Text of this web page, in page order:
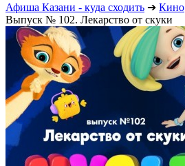
Афиша Казани - куда сходить ➔ Кино
Выпуск № 102. Лекарство от скуки